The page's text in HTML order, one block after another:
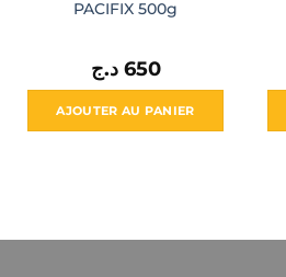
PACIFIX 500g
650 د.ج
AJOUTER AU PANIER